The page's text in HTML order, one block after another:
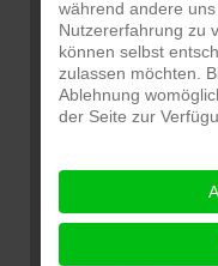
während andere
Nutzererfahrung zu
können selbst
zulassen möchten.
Ablehnung
der Seite zur